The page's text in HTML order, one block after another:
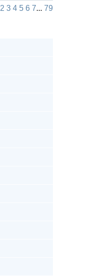
2 3 4 5 6 7... 79